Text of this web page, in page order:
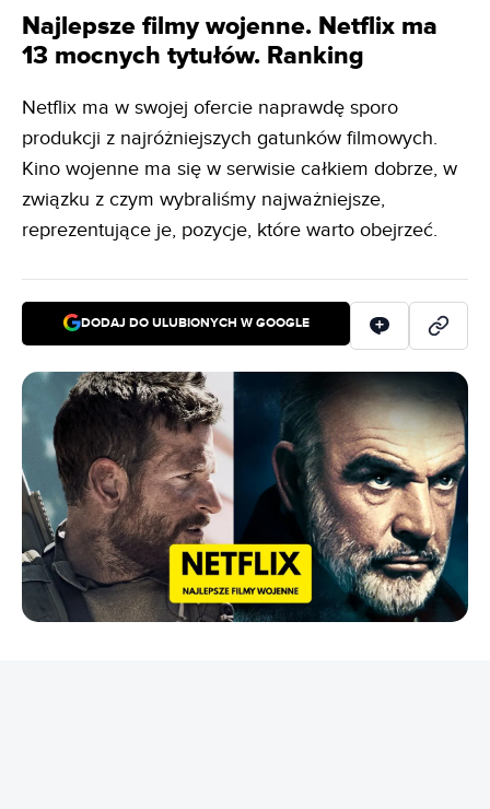
Najlepsze filmy wojenne. Netflix ma
13 mocnych tytułów. Ranking
Netflix ma w swojej ofercie naprawdę sporo
produkcji z najróżniejszych gatunków filmowych.
Kino wojenne ma się w serwisie całkiem dobrze, w
związku z czym wybraliśmy najważniejsze,
reprezentujące je, pozycje, które warto obejrzeć.
DODAJ DO ULUBIONYCH W GOOGLE